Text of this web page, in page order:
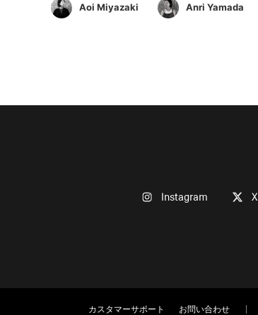
Aoi Miyazaki Anri Yamada
Instagram X
カスタマーサポート お問い合わせ